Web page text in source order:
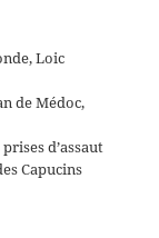
Loic
de Médoc,
d’assaut
Capucins